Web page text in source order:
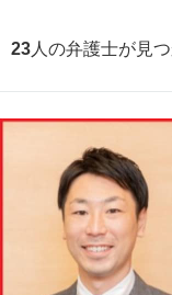
23 人の弁護士が見